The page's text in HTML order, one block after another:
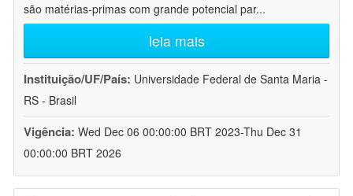
são matérias-primas com grande potencial par...
leia mais
Instituição/UF/País: Universidade Federal de Santa Maria -
RS - Brasil
Vigência: Wed Dec 06 00:00:00 BRT 2023-Thu Dec 31
00:00:00 BRT 2026